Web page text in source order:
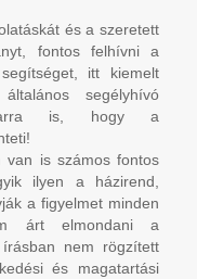
és a szeretett
fontos felhívni a
itt kiemelt
segélyhívó
arra is, hogy a
van is számos fontos
ilyen a házirend,
a figyelmet minden
árt elmondani a
nem rögzített
és magatartási